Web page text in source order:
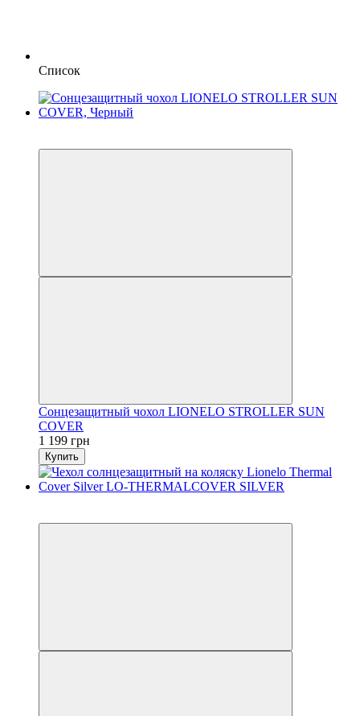
Список
Сонцезащитный чохол LIONELO STROLLER SUN
COVER
1 199 грн
Купить